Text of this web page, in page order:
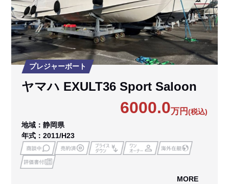
プレジャーボート
ヤマハ EXULT36 Sport Saloon
6000.0万円(税込)
地域：静岡県
年式：2011/H23
MORE